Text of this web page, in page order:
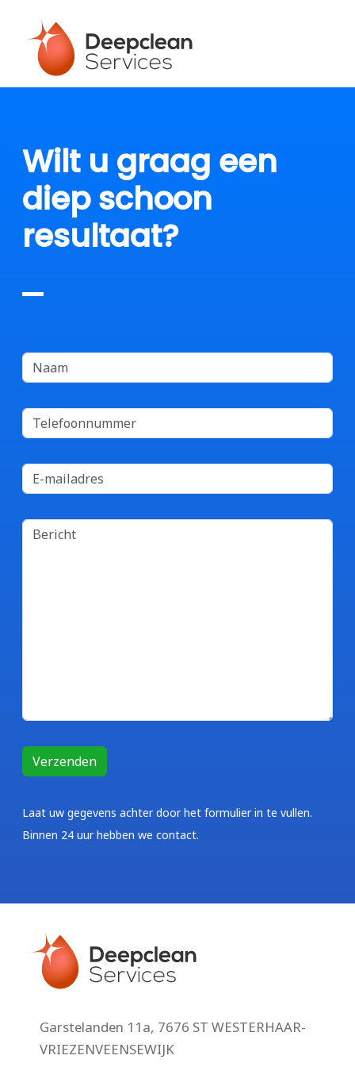
Wilt u graag een
diep schoon
resultaat?
Laat uw gegevens achter door het formulier in te vullen.
Binnen 24 uur hebben we contact.
Garstelanden 11a, 7676 ST WESTERHAAR-
VRIEZENVEENSEWIJK